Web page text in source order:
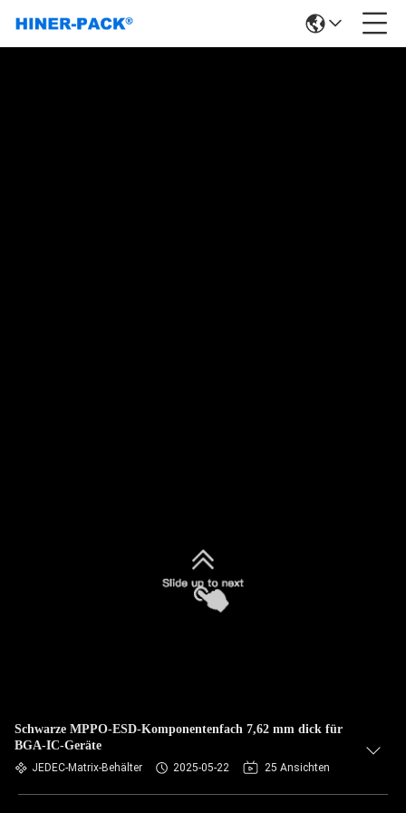
Schwarze MPPO-ESD-Komponentenfach 7,62 mm dick für
BGA-IC-Geräte
JEDEC-Matrix-Behälter 2025-05-22 25 Ansichten